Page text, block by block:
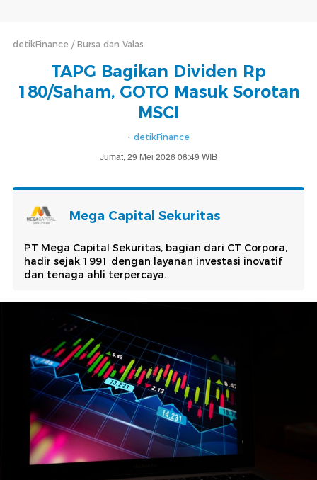
detikFinance Bursa dan Valas
TAPG Bagikan Dividen Rp
180/Saham, GOTO Masuk Sorotan
MSCI
- detikFinance
Jumat, 29 Mei 2026 08:49 WIB
Mega Capital Sekuritas
PT Mega Capital Sekuritas, bagian dari CT Corpora,
hadir sejak 1991 dengan layanan investasi inovatif
dan tenaga ahli terpercaya.